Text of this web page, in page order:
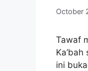
October
Tawaf
ini